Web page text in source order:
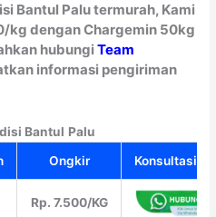
Bantul Palu termurah, Kami
kg dengan Chargemin 50kg
hubungiTeam
informasi pengiriman
Bantul Palu
Ongkir Konsultasi
Rp. 7.500/KG